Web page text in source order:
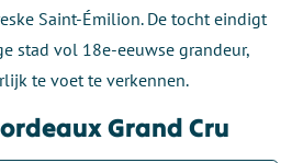
Saint-Émilion. De tocht eindigt
stad vol 18e-eeuwse grandeur,
te voet te verkennen.
Grand Cru